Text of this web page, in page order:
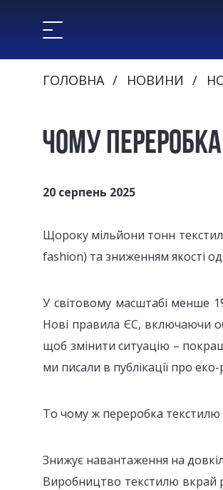
ГОЛОВНА НОВИНИ
ЧОМУ
20 серпень 2025
Щороку мільйони тонн
fashion) та зниженням якості
У світовому масштабі менше
Нові правила ЄС, включаючи
щоб змінити ситуацію –
ми писали в публікації про
То чому ж переробка
Знижує навантаження на
Виробництво текстилю вкрай